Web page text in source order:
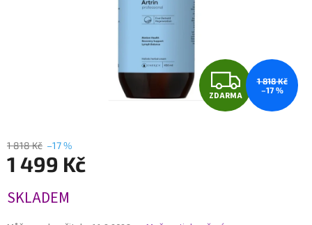
Z
D
ZDARMA
1 818 Kč
–17 %
1 818 Kč –17 %
1 499 Kč
cena:
SKLADEM